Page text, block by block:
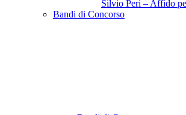
Silvio Peri – Affido
Bandi di Concorso